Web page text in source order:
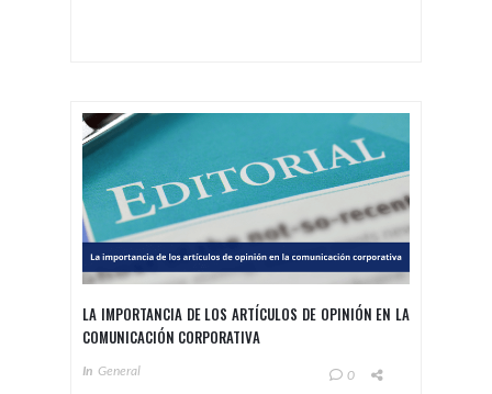
LA IMPORTANCIA DE LOS ARTÍCULOS DE OPINIÓN EN LA
COMUNICACIÓN CORPORATIVA
In General 0